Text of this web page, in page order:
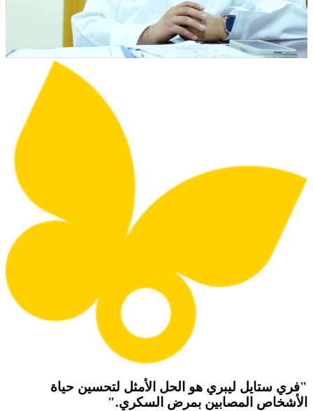
"فري ستايل ليبري هو الحل الأمثل لتحسين حياة
الأشخاص المصابين بمرض السكري."